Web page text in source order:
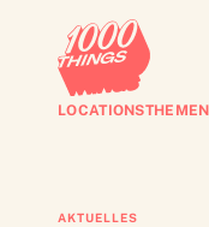
LOCATIONSTHEMEN
AKTUELLES